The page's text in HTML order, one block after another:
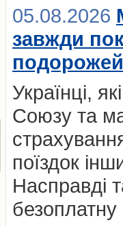
05.08.2026
завжди
Українці,
Союзу та
поїздок
Насправді